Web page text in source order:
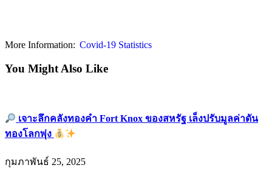
More Information: Covid-19 Statistics
You Might Also Like
เจาะลึกคลังทองคำ Fort Knox ของสหรัฐ เล็งปรับมูลค่าดัน
ทองโลกพุ่ง
กุมภาพันธ์ 25, 2025